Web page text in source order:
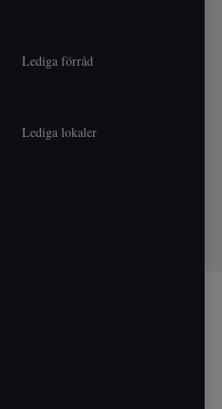
Lediga förråd
Lediga lokaler